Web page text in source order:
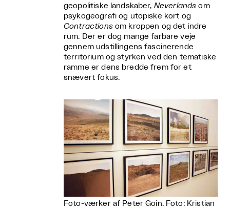
geopolitiske landskaber, Neverlands om
psykogeografi og utopiske kort og
Contractionsom kroppen og det indre
rum. Der er dog mange farbare veje
gennem udstillingens fascinerende
territorium og styrken ved den tematiske
ramme er dens bredde frem for et
snævert fokus.
Foto-værker af Peter Goin. Foto: Kristian